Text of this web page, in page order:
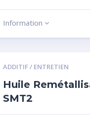
Information
ADDITIF / ENTRETIEN
Huile
SMT2